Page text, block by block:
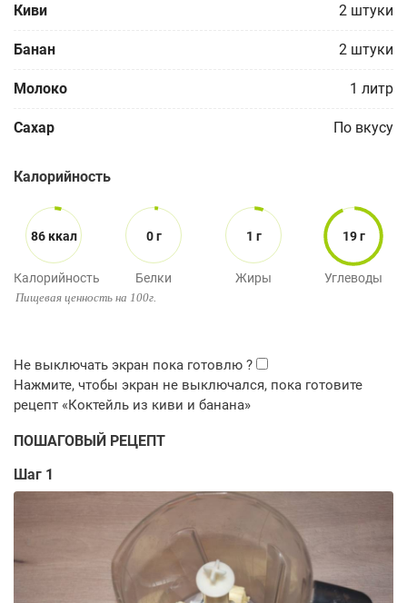
Киви 2 штуки
Банан 2 штуки
Молоко 1 литр
Сахар По вкусу
Калорийность
86 ккал
Калорийность
0 г
Белки
1 г
Жиры
19 г
Углеводы
Пищевая ценность на 100г.
ПОШАГОВЫЙ РЕЦЕПТ
Шаг 1